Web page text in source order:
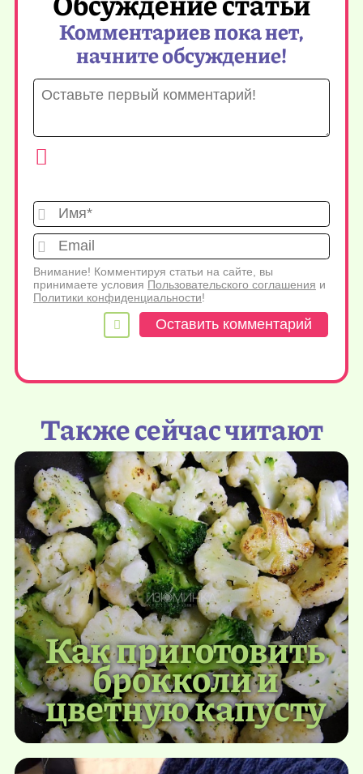
Комментариев пока нет,
начните обсуждение!
Имя*
Внимание! Комментируя статьи на сайте, вы
принимаете условия Пользовательского соглашения и
Политики конфиденциальности!
Также сейчас читают
Как приготовить
брокколи и
цветную капусту